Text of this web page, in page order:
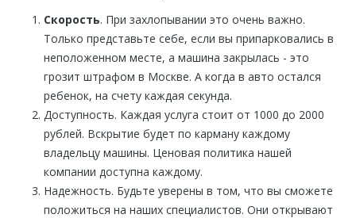
Скорость. При захлопывании это очень важно.
Только представьте себе, если вы припарковались в
неположенном месте, а машина закрылась - это
грозит штрафом в Москве. А когда в авто остался
ребенок, на счету каждая секунда.
Доступность. Каждая услуга стоит от 1000 до 2000
рублей. Вскрытие будет по карману каждому
владельцу машины. Ценовая политика нашей
компании доступна каждому.
Надежность. Будьте уверены в том, что вы сможете
положиться на наших специалистов. Они открывают